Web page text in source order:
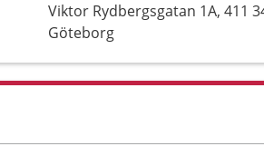
Viktor Rydbergsgatan 1A, 411
Göteborg